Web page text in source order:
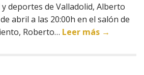
deportes de Valladolid, Alberto
abril a las 20:00h en el salón de
Roberto… Leer más →